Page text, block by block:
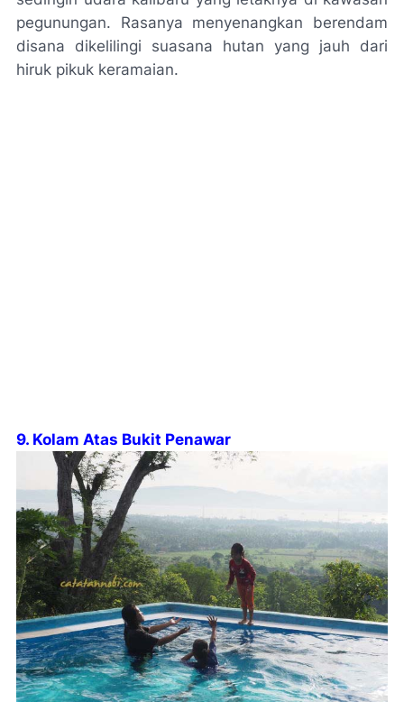
pegunungan. Rasanya menyenangkan berendam
disana dikelilingi suasana hutan yang jauh dari
hiruk pikuk keramaian.
9. Kolam Atas Bukit Penawar